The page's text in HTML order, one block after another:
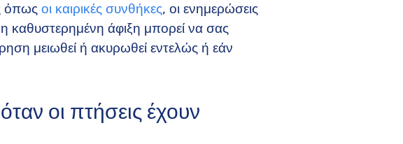
όπως οι καιρικές συνθήκες, οι ενημερώσεις
καθυστερημένη άφιξη μπορεί να σας
μειωθεί ή ακυρωθεί εντελώς ή εάν
οι πτήσεις έχουν